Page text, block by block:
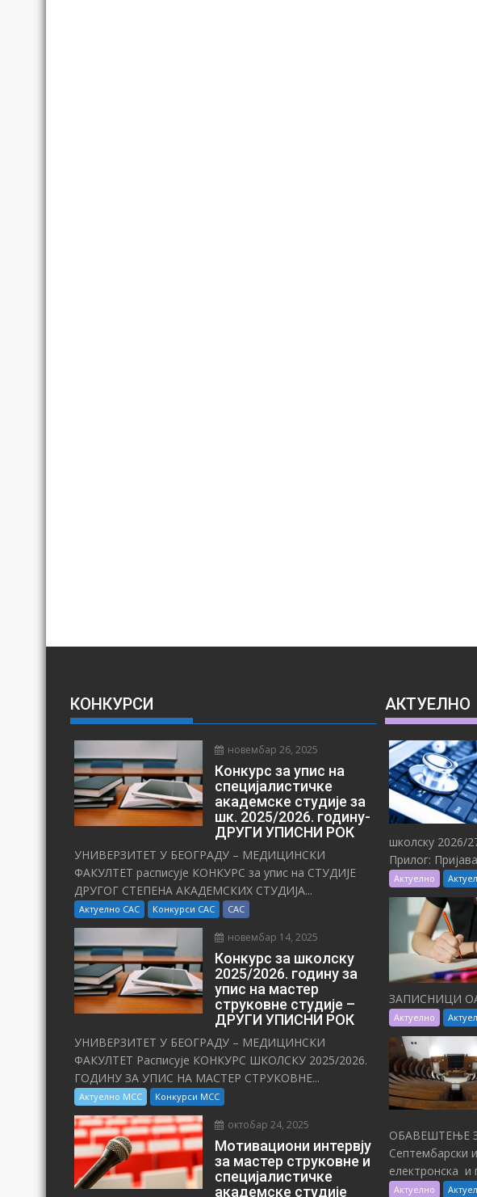
КОНКУРСИ
новембар 26, 2025
Конкурс за упис на
специјалистичке
академске студије за
шк. 2025/2026. годину-
ДРУГИ УПИСНИ РОК
УНИВЕРЗИТЕТ У БЕОГРАДУ – МЕДИЦИНСКИ
ФАКУЛТЕТ расписује КОНКУРС за упис на СТУДИЈЕ
ДРУГОГ СТЕПЕНА АКАДЕМСКИХ СТУДИЈА...
Актуелно САС Конкурси САС САС
новембар 14, 2025
Конкурс за школску
2025/⁠2026. годину за
упис на мастер
струковне студије –
ДРУГИ УПИСНИ РОК
УНИВЕРЗИТЕТ У БЕОГРАДУ – МЕДИЦИНСКИ
ФАКУЛТЕТ Расписује КОНКУРС ШКОЛСКУ 2025/⁠2026.
ГОДИНУ ЗА УПИС НА МАСТЕР СТРУКОВНЕ...
Актуелно МСС Конкурси МСС
октобар 24, 2025
Мотивациони интервју
за мастер струковне и
специјалистичке
академске студије
АКТУЕЛНО
школску 2026/
Прилог:
Актуелно
ЗАПИСНИЦИ
Актуелно
ОБАВЕШТЕЊЕ
Септембарски
електронска и
Актуелно